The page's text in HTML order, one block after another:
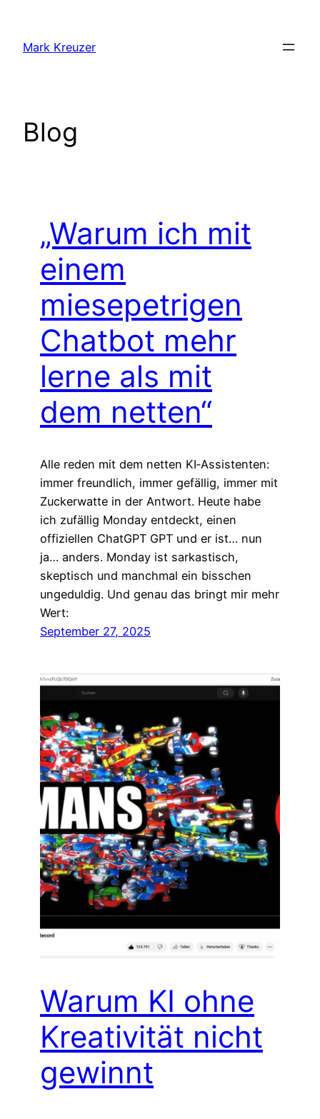
springen
Mark Kreuzer
Blog
„Warum ich mit
einem
miesepetrigen
Chatbot mehr
lerne als mit
dem netten“
Alle reden mit dem netten KI‑Assistenten:
immer freundlich, immer gefällig, immer mit
Zuckerwatte in der Antwort. Heute habe
ich zufällig Monday entdeckt, einen
offiziellen ChatGPT GPT und er ist… nun
ja… anders. Monday ist sarkastisch,
skeptisch und manchmal ein bisschen
ungeduldig. Und genau das bringt mir mehr
Wert:
September 27, 2025
Warum KI ohne
Kreativität nicht
gewinnt